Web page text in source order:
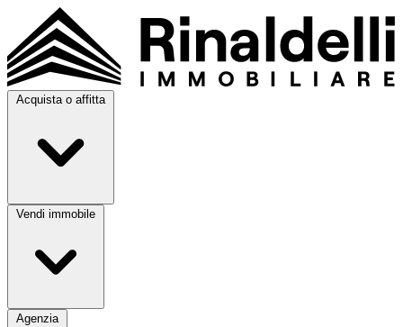
Acquista o affitta
Vendi immobile
Agenzia